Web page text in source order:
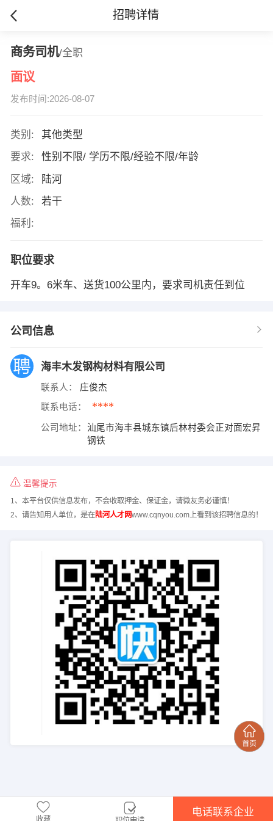
招聘详情
商务司机/全职
面议
发布时间:2026-08-07
类别:
其他类型
要求:
性别不限/ 学历不限/经验不限/年龄
区域:
陆河
人数:
若干
福利:
职位要求
开车9。6米车、送货100公里内，要求司机责任到位
公司信息
海丰木发钢构材料有限公司
联系人： 庄俊杰
联系电话： ****
公司地址：
汕尾市海丰县城东镇后林村委会正对面宏昇
钢铁
温馨提示
1、本平台仅供信息发布，不会收取押金、保证金，请微友务必谨慎！
2、请告知用人单位，是在陆河人才网www.cqnyou.com上看到该招聘信息的！
电话联系企业